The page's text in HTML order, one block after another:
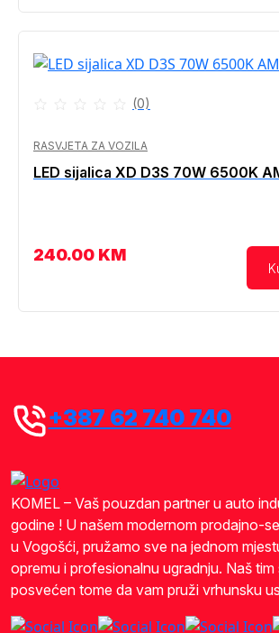
(0)
RASVJETA ZA VOZILA
LED sijalica XD D3S 70W 6500K
240.00 KM
+387 62 740 740
KOMEL – Vaš pouzdan partner u auto
godine ! U našem modernom prodajno-
u Vogošći, pružamo sve na jednom
opremu i profesionalnu ugradnju. Naš tim
posvećen tome da vam pruži vrhunsku